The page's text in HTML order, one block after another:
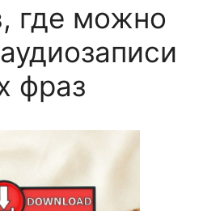
где можно
фраз